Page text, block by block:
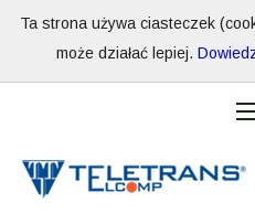
Ta strona używa ciasteczek
może działać lepiej.